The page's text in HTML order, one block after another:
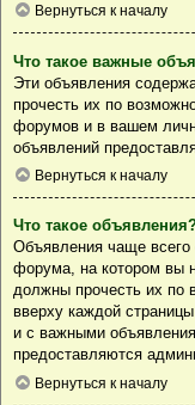
Вернуться к началу
Что такое важные
Эти объявления
прочесть их по
форумов и в вашем
объявлений
Вернуться к началу
Что такое
Объявления чаще
форума, на котором вы
должны прочесть их по
вверху каждой
и с важными
предоставляются
Вернуться к началу